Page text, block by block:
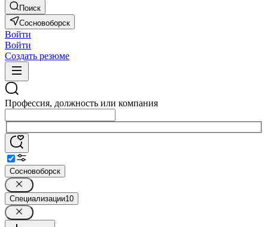
Поиск
Сосновоборск
Войти
Войти
Создать резюме
Профессия, должность или компания
Сосновоборск
Специализации10